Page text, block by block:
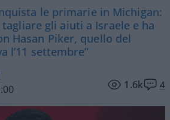
le primarie in Michigan:
tagliare gli aiuti a Israele e ha
Hasan Piker, quello del
l’11 settembre”
1.6k 4